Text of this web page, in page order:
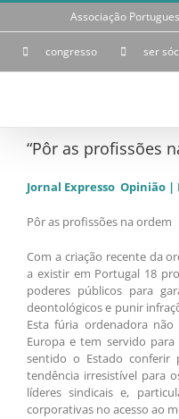
Skip
Associação
congresso ser
“Pôr as profissões
Jornal Expresso Opinião |
Pôr as profissões na ordem
Com a criação recente da
a existir em Portugal 18
poderes públicos para
deontológicos e punir
Esta fúria ordenadora
Europa e tem servido
sentido o Estado conferir
tendência irresistível para
líderes sindicais e,
corporativas no acesso ao